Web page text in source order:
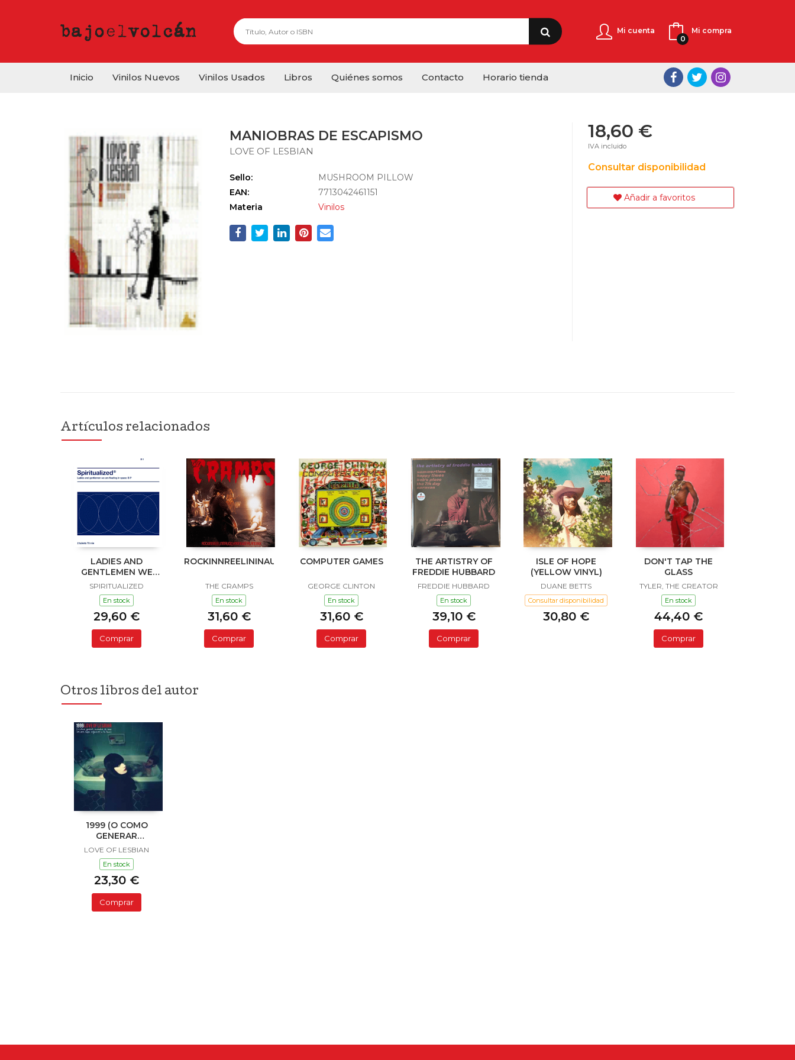
Mi cuenta
Mi compra
0
Inicio Vinilos Nuevos Vinilos Usados Libros Quiénes somos Contacto Horario tienda
MANIOBRAS DE ESCAPISMO
LOVE OF LESBIAN
Sello:
MUSHROOM PILLOW
EAN:
7713042461151
Materia
Vinilos
18,60 €
IVA incluido
Consultar disponibilidad
Añadir a favoritos
Artículos relacionados
LADIES AND
GENTLEMEN WE
ARE FLOATING IN
SPACE
SPIRITUALIZED
En stock
29,60 €
Comprar
ROCKINNREELININAUKLANDNEWZEALANDXXX
THE CRAMPS
En stock
31,60 €
Comprar
COMPUTER GAMES
GEORGE CLINTON
En stock
31,60 €
Comprar
THE ARTISTRY OF
FREDDIE HUBBARD
FREDDIE HUBBARD
En stock
39,10 €
Comprar
ISLE OF HOPE
(YELLOW VINYL)
DUANE BETTS
Consultar disponibilidad
30,80 €
DON'T TAP THE
GLASS
TYLER, THE CREATOR
En stock
44,40 €
Comprar
Otros libros del autor
1999 (O COMO
GENERAR
INCENDIOS DE NIEVE
CON UNA LUPA
ENFOCANDO LA
LUNA)
LOVE OF LESBIAN
En stock
23,30 €
Comprar